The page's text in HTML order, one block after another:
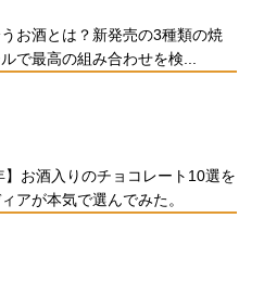
お酒とは？新発売の3種類の焼
で最高の組み合わせを検...
】お酒入りのチョコレート10選を
アが本気で選んでみた。